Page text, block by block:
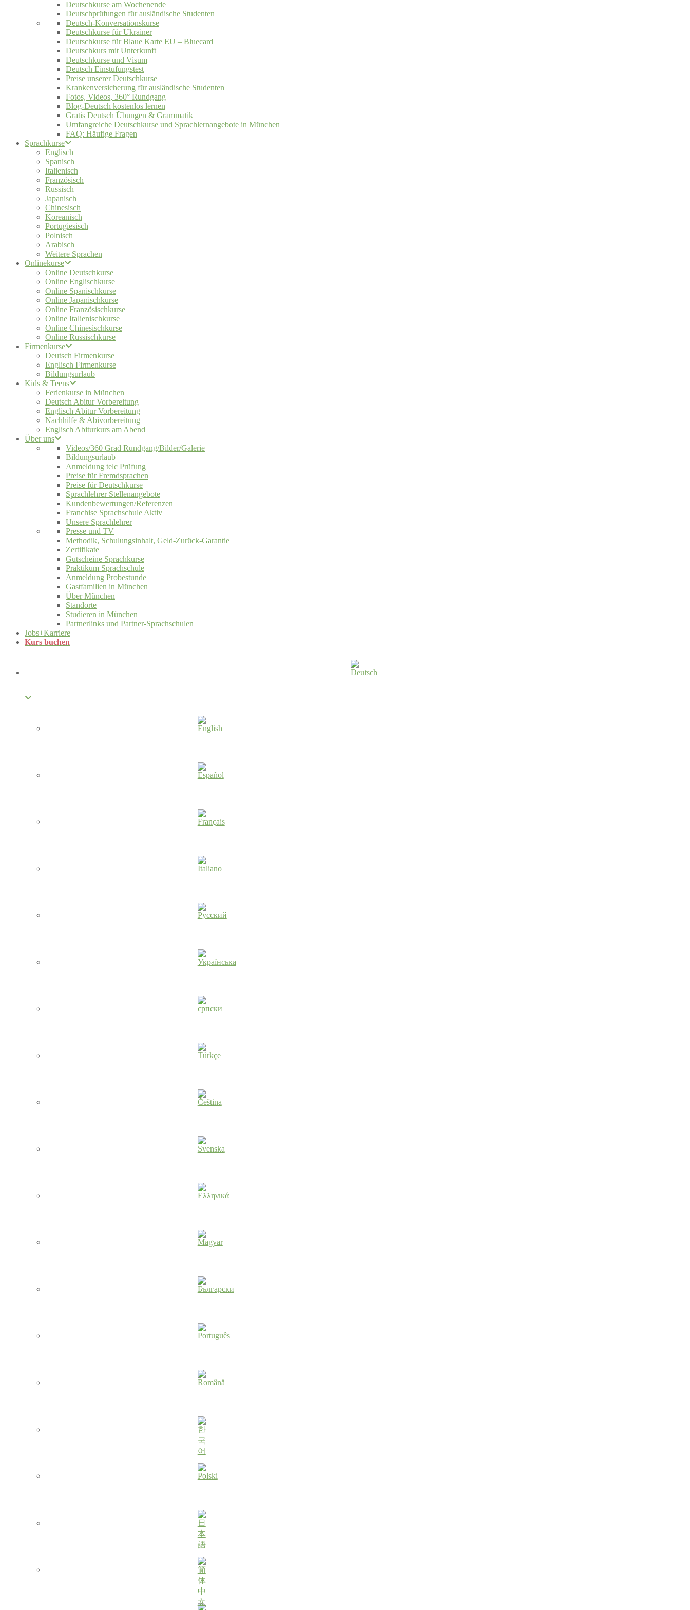
Deutschkurse am Wochenende
Deutschprüfungen für ausländische Studenten
Deutsch-Konversationskurse
Deutschkurse für Ukrainer
Deutschkurse für Blaue Karte EU – Bluecard
Deutschkurs mit Unterkunft
Deutschkurse und Visum
Deutsch Einstufungstest
Preise unserer Deutschkurse
Krankenversicherung für ausländische Studenten
Fotos, Videos, 360° Rundgang
Blog-Deutsch kostenlos lernen
Gratis Deutsch Übungen & Grammatik
Umfangreiche Deutschkurse und Sprachlernangebote in München
FAQ: Häufige Fragen
Sprachkurse
Englisch
Spanisch
Italienisch
Französisch
Russisch
Japanisch
Chinesisch
Koreanisch
Portugiesisch
Polnisch
Arabisch
Weitere Sprachen
Onlinekurse
Online Deutschkurse
Online Englischkurse
Online Spanischkurse
Online Japanischkurse
Online Französischkurse
Online Italienischkurse
Online Chinesischkurse
Online Russischkurse
Firmenkurse
Deutsch Firmenkurse
Englisch Firmenkurse
Bildungsurlaub
Kids & Teens
Ferienkurse in München
Deutsch Abitur Vorbereitung
Englisch Abitur Vorbereitung
Nachhilfe & Abivorbereitung
Englisch Abiturkurs am Abend
Über uns
Videos/360 Grad Rundgang/Bilder/Galerie
Bildungsurlaub
Anmeldung telc Prüfung
Preise für Fremdsprachen
Preise für Deutschkurse
Sprachlehrer Stellenangebote
Kundenbewertungen/Referenzen
Franchise Sprachschule Aktiv
Unsere Sprachlehrer
Presse und TV
Methodik, Schulungsinhalt, Geld-Zurück-Garantie
Zertifikate
Gutscheine Sprachkurse
Praktikum Sprachschule
Anmeldung Probestunde
Gastfamilien in München
Über München
Standorte
Studieren in München
Partnerlinks und Partner-Sprachschulen
Jobs+Karriere
Kurs buchen